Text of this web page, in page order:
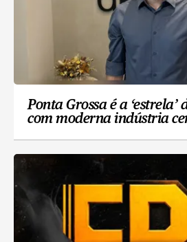
Ponta Grossa é a ‘estrela’
com moderna indústria